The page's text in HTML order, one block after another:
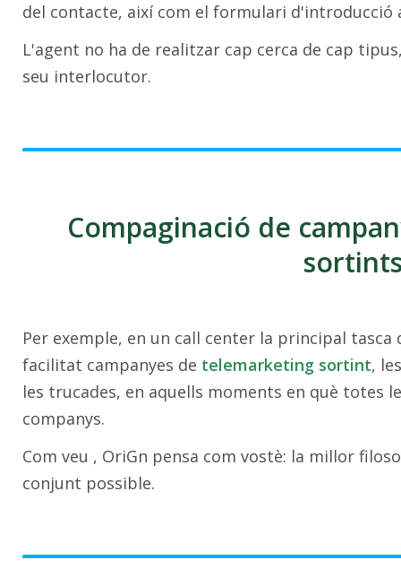
del contacte, així com el formulari d'introducció
L'agent no ha de realitzar cap cerca de cap
seu interlocutor.
Compaginació de
Per exemple, en un call center la principal
facilitat campanyes de telemarketing sortint,
les trucades, en aquells moments en què totes
companys.
Com veu , OriGn pensa com vostè: la millor
conjunt possible.